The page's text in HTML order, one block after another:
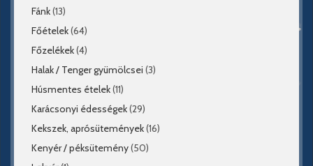
Fánk(13)
Főételek(64)
Főzelékek(4)
Halak / Tenger gyümölcsei (3)
Húsmentes ételek(11)
Karácsonyi édességek(29)
Kekszek, aprósütemények(16)
Kenyér / péksütemény(50)